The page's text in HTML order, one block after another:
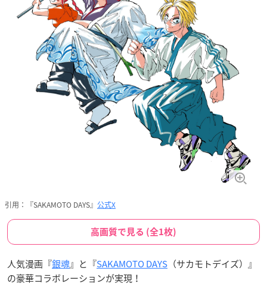
引用：『SAKAMOTO DAYS』 公式X
高画質で見る (全1枚)
人気漫画『銀魂』と『SAKAMOTO DAYS （サカモトデイズ）』
の豪華コラボレーションが実現！